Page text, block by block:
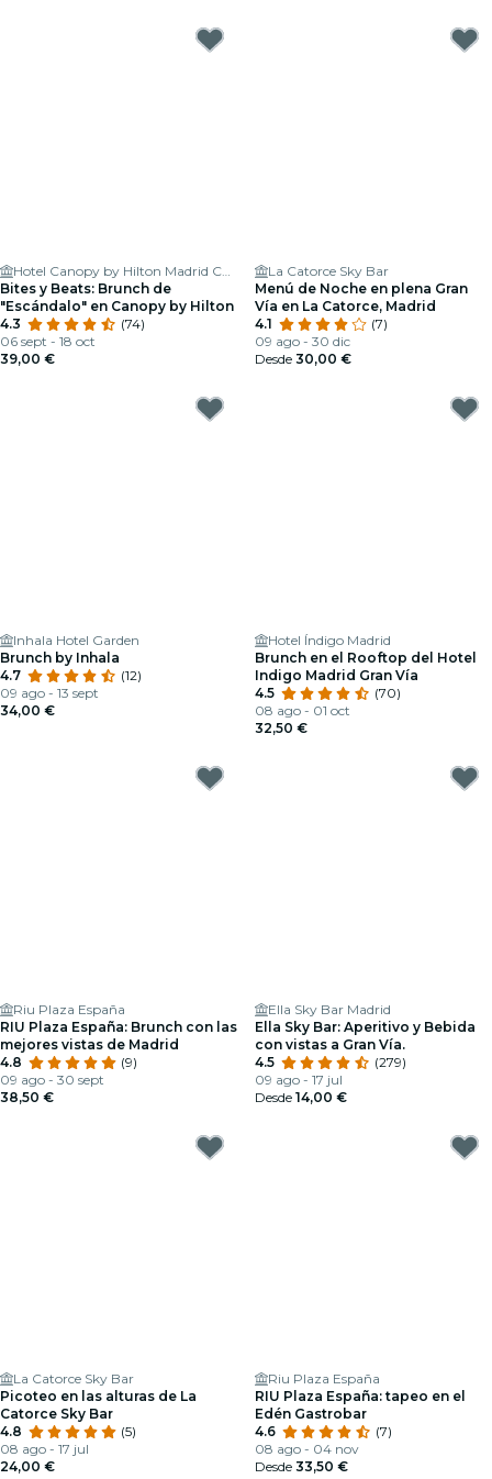
Hotel Canopy by Hilton Madrid Castellana
Bites y Beats: Brunch de
"Escándalo" en Canopy by Hilton
4.3
(74)
06 sept - 18 oct
39,00 €
La Catorce Sky Bar
Menú de Noche en plena Gran
Vía en La Catorce, Madrid
4.1
(7)
09 ago - 30 dic
Desde 30,00 €
Inhala Hotel Garden
Brunch by Inhala
4.7
(12)
09 ago - 13 sept
34,00 €
Hotel Índigo Madrid
Brunch en el Rooftop del Hotel
Indigo Madrid Gran Vía
4.5
(70)
08 ago - 01 oct
32,50 €
Riu Plaza España
RIU Plaza España: Brunch con las
mejores vistas de Madrid
4.8
(9)
09 ago - 30 sept
38,50 €
Ella Sky Bar Madrid
Ella Sky Bar: Aperitivo y Bebida
con vistas a Gran Vía.
4.5
(279)
09 ago - 17 jul
Desde 14,00 €
La Catorce Sky Bar
Picoteo en las alturas de La
Catorce Sky Bar
4.8
(5)
08 ago - 17 jul
24,00 €
Riu Plaza España
RIU Plaza España: tapeo en el
Edén Gastrobar
4.6
(7)
08 ago - 04 nov
Desde 33,50 €